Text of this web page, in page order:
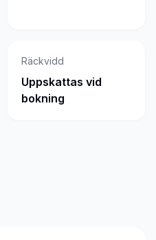
Räckvidd
Uppskattas vid
bokning